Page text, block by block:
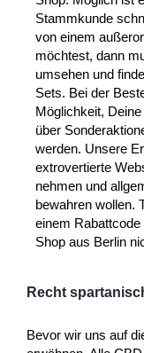
Stammkunde
von einem
möchtest, dann
umsehen und
Sets. Bei der
Möglichkeit,
über
werden. Unsere
extrovertierte
nehmen und
bewahren wollen.
einem
Shop aus Berlin
Recht
Bevor wir uns auf